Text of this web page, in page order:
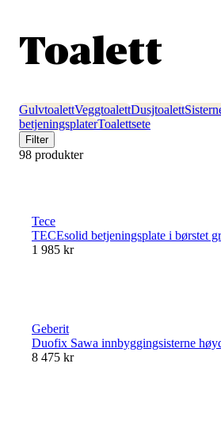
Toalett
GulvtoalettVeggtoalettDusjtoalett
betjeningsplaterToalettsete
Filter
98 produkter
Tece
TECEsolid betjeningsplate i børstet
1 985 kr
Geberit
Duofix Sawa innbyggingsisterne
8 475 kr